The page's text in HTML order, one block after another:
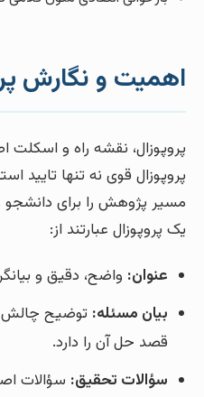
اهمیت و نگارش
پروپوزال، نقشه راه و اسکلت
پروپوزال قوی نه تنها تایید
مسیر پژوهش را برای
یک پروپوزال عبارتند از:
عنوان: واضح، دقیق و
بیان مسئله: توضیح چالش
قصد حل آن را دارد.
سؤالات تحقیق: سؤالات